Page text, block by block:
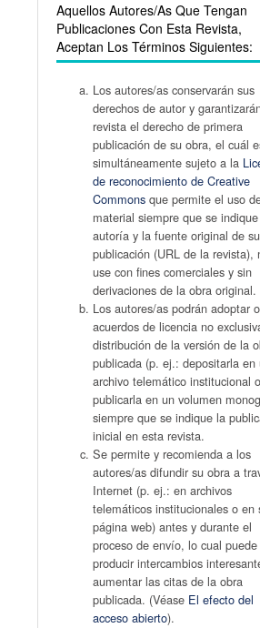
Aquellos Autores/as Que Tengan
Publicaciones Con Esta Revista,
Aceptan Los Términos Siguientes:
Los autores/as conservarán sus
derechos de autor y
revista el derecho de primera
publicación de su obra, el cuál
simultáneamente sujeto a la
de reconocimiento de Creative
Commons que permite el uso
material siempre que se
autoría y la fuente original de su
publicación (URL de la revista),
use con fines comerciales y sin
derivaciones de la obra original.
Los autores/as podrán adoptar
acuerdos de licencia no
distribución de la versión de la
publicada (p. ej.: depositarla en
archivo telemático institucional
publicarla en un volumen
siempre que se indique la
inicial en esta revista.
Se permite y recomienda a los
autores/as difundir su obra a
Internet (p. ej.: en archivos
telemáticos institucionales o en
página web) antes y durante el
proceso de envío, lo cual puede
producir intercambios
aumentar las citas de la obra
publicada. (Véase El efecto del
acceso abierto).